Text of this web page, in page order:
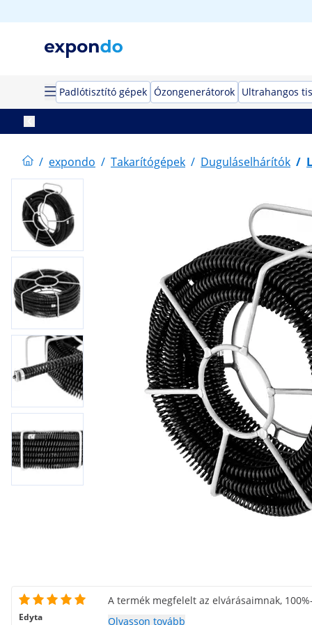
Padlótisztító gépek Ózongenerátorok Ultrahangos
/ expondo / Takarítógépek / Duguláselhárítók /
Edyta
A termék megfelelt az elvárásaimnak,
Olvasson tovább